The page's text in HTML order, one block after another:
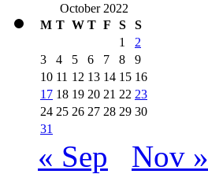
October 2022
M T W T F S
S
1
2
3
4 5 6 7 8
9
10 11 12 13 14 15 16
17 18 19 20 21 22 23
24 25 26 27 28 29 30
31
« Sep Nov »